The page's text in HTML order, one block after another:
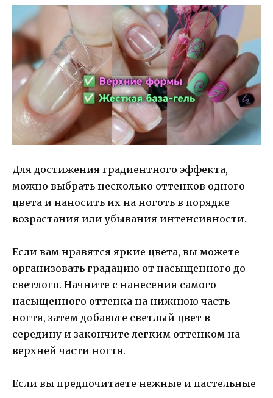
Для достижения градиентного эффекта,
можно выбрать несколько оттенков одного
цвета и наносить их на ноготь в порядке
возрастания или убывания интенсивности.
Если вам нравятся яркие цвета, вы можете
организовать градацию от насыщенного до
светлого. Начните с нанесения самого
насыщенного оттенка на нижнюю часть
ногтя, затем добавьте светлый цвет в
середину и закончите легким оттенком на
верхней части ногтя.
Если вы предпочитаете нежные и пастельные